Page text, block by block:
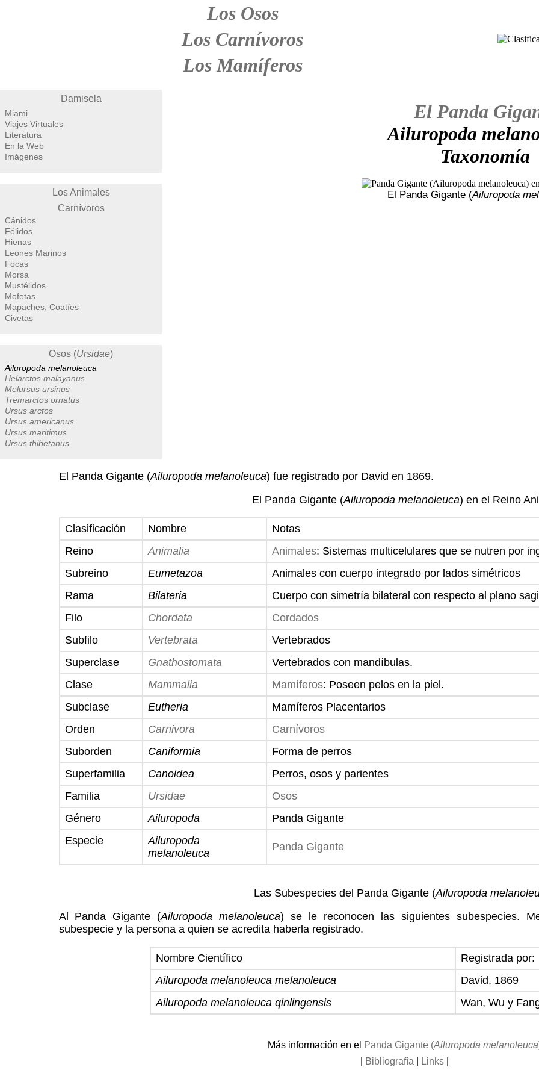
Los Osos
Los Carnívoros
Los Mamíferos
Damisela
Miami
Viajes Virtuales
Literatura
En la Web
Imágenes
Los Animales
Carnívoros
Cánidos
Félidos
Hienas
Leones Marinos
Focas
Morsa
Mustélidos
Mofetas
Mapaches, Coatíes
Civetas
Osos (Ursidae)
Ailuropoda melanoleuca
Helarctos malayanus
Melursus ursinus
Tremarctos ornatus
Ursus arctos
Ursus americanus
Ursus maritimus
Ursus thibetanus
El Panda
Ailuropoda
Taxonomía
El Panda Gigante (Ailuropoda
El Panda Gigante (Ailuropoda melanoleuca) fue registrado por David en 1869.
El Panda Gigante (Ailuropoda melanoleuca) en el Reino
Clasificación Nombre
Notas
Reino
Animalia Animales: Sistemas multicelulares que se nutren por
Subreino
Eumetazoa
Animales con cuerpo integrado por lados simétricos
Rama
Bilateria
Cuerpo con simetría bilateral con respecto al plano
Filo
Chordata
Cordados
Subfilo
Vertebrata
Vertebrados
Superclase
Gnathostomata
Vertebrados con mandíbulas.
Clase
Mammalia Mamíferos: Poseen pelos en la piel.
Subclase
Eutheria
Mamíferos Placentarios
Orden
Carnivora
Carnívoros
Suborden
Caniformia
Forma de perros
Superfamilia
Canoidea
Perros, osos y parientes
Familia
Ursidae
Osos
Género
Ailuropoda
Panda Gigante
Especie
Ailuropoda
melanoleuca
Panda Gigante
Las Subespecies del Panda Gigante (Ailuropoda
Al Panda Gigante (Ailuropoda melanoleuca) se le reconocen las siguientes subespecies.
subespecie y la persona a quien se acredita haberla registrado.
Nombre Científico
Registrada por:
Ailuropoda melanoleuca melanoleuca
David, 1869
Ailuropoda melanoleuca qinlingensis
Wan, Wu y
Más información en el Panda Gigante (Ailuropoda melanoleuca
Bibliografía Links|